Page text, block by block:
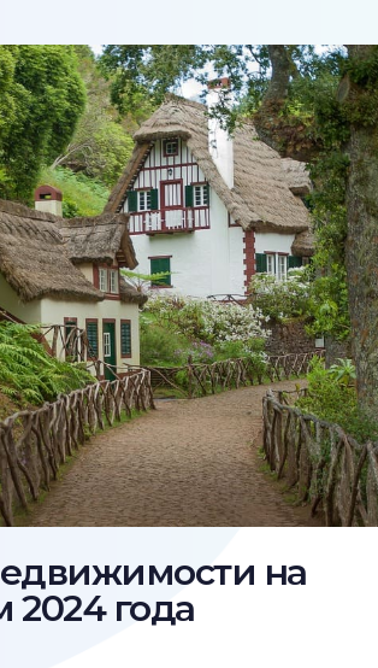
на
года